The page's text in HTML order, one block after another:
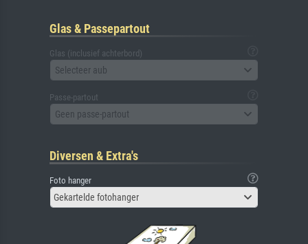
Glas & Passepartout
Glas (inclusief achterbord)
Selecteer aub
Passe-partout
Geen passe-partout
Diversen & Extra's
Foto hanger
Gekartelde fotohanger